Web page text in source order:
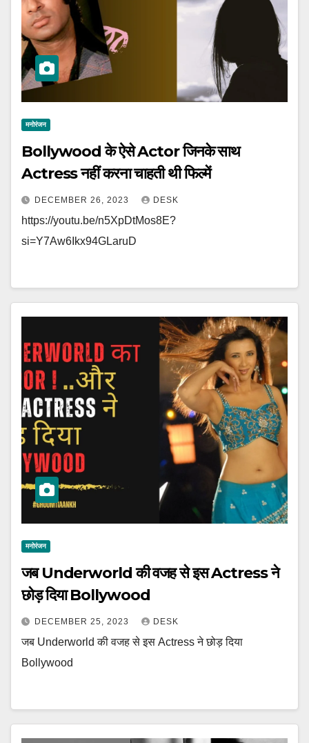
मनोरंजन
Bollywood के ऐसे Actor जिनके साथ
Actress नहीं करना चाहती थी फिल्‍में
DECEMBER 26, 2023 DESK
https://youtu.be/n5XpDtMos8E?
si=Y7Aw6Ikx94GLaruD
मनोरंजन
जब Underworld की वजह से इस Actress ने
छोड़ दिया Bollywood
DECEMBER 25, 2023 DESK
जब Underworld की वजह से इस Actress ने छोड़ दिया
Bollywood